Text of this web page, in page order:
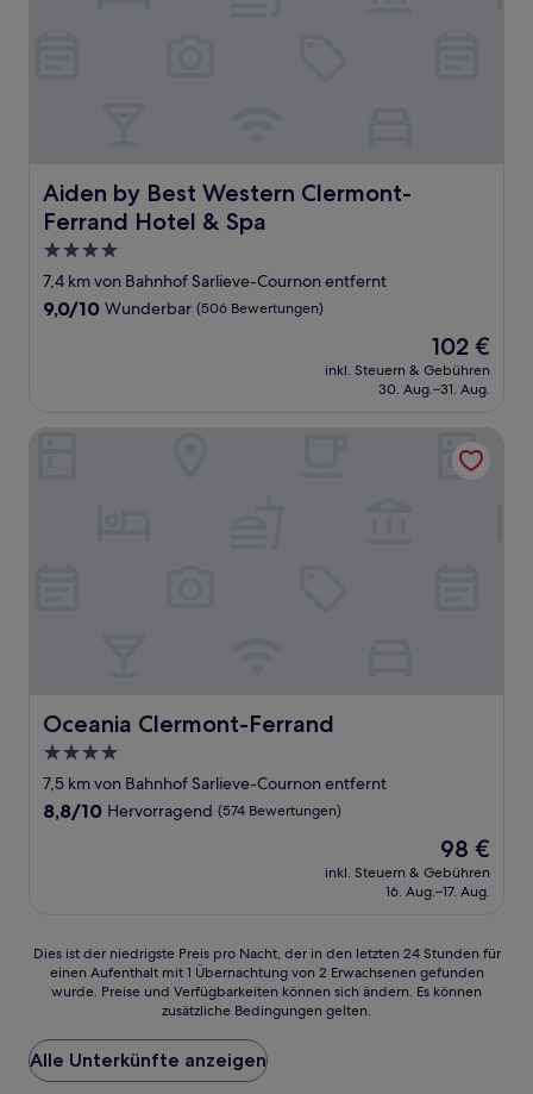
Aiden by Best Western Clermont-
Ferrand Hotel & Spa
Aiden by Best Western Clermont-Ferrand Hotel & Spa
4.0-
Sterne-
Unterkunft
7,4 km von Bahnhof Sarlieve-Cournon entfernt
9.0
9,0/10 Wunderbar (506 Bewertungen)
Der
Preis
beträgt
102 €
inkl. Steuern & Gebühren
30. Aug.–31. Aug.
Oceania Clermont-Ferrand
Oceania Clermont-Ferrand
4.0-
Sterne-
Unterkunft
7,5 km von Bahnhof Sarlieve-Cournon entfernt
8.8
8,8/10 Hervorragend (574 Bewertungen)
Der
Preis
beträgt
98 €
inkl. Steuern & Gebühren
16. Aug.–17. Aug.
Dies
der
Preis
pro
Nacht,
Dies ist der niedrigste Preis pro Nacht, der in den letzten 24 Stunden für
einen Aufenthalt mit 1 Übernachtung von 2 Erwachsenen gefunden
wurde. Preise und Verfügbarkeiten können sich ändern. Es können
zusätzliche Bedingungen gelten.
Alle Unterkünfte anzeigen